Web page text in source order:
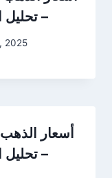
– تحليل
2025
– تحليل